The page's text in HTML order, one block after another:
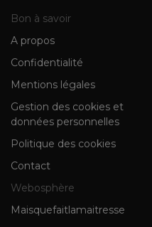
Bon à savoir
A propos
Confidentialité
Mentions légales
Gestion des cookies et
données personnelles
Politique des cookies
Contact
Webosphère
Maisquefaitlamaitresse